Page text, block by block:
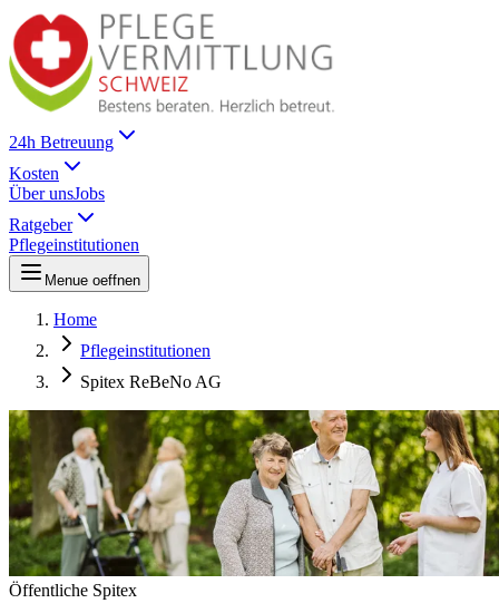
24h Betreuung
Kosten
Über unsJobs
Ratgeber
Pflegeinstitutionen
Menue oeffnen
Home
Pflegeinstitutionen
Spitex ReBeNo AG
Öffentliche Spitex